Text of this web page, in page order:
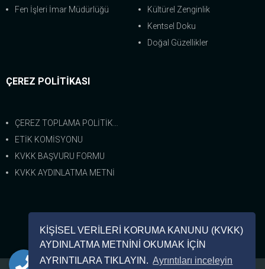
KİŞİSEL VERİLERİ KORUMA KANUNU (KVKK)
AYDINLATMA METNİNİ OKUMAK İÇİN
AYRINTILARA TIKLAYIN. Ayrıntıları inceleyin
Fen İşleri İmar Müdürlüğü
Kültürel Zenginlik
Kentsel Doku
Doğal Güzellikler
ÇEREZ POLİTİKASI
ÇEREZ TOPLAMA POLİTİKASI
ETİK KOMİSYONU
KVKK BAŞVURU FORMU
KVKK AYDINLATMA METNİ
Bize Ulaşın
0 (226) 462-8333